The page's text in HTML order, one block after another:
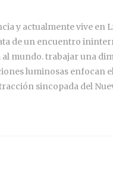
y actualmente vive en
de un encuentro
mundo. trabajar una
luminosas enfocan
sincopada del